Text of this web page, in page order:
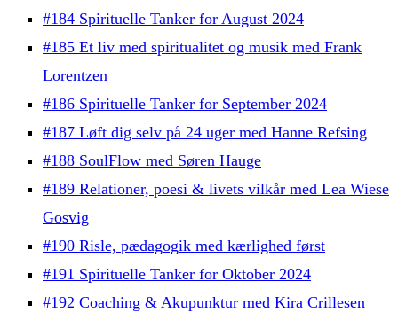
#184 Spirituelle Tanker for August 2024
#185 Et liv med spiritualitet og musik med Frank
Lorentzen
#186 Spirituelle Tanker for September 2024
#187 Løft dig selv på 24 uger med Hanne Refsing
#188 SoulFlow med Søren Hauge
#189 Relationer, poesi & livets vilkår med Lea Wiese
Gosvig
#190 Risle, pædagogik med kærlighed først
#191 Spirituelle Tanker for Oktober 2024
#192 Coaching & Akupunktur med Kira Crillesen